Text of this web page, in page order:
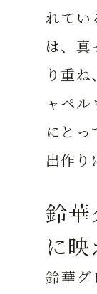
れてい
は、
り重
ャペ
にと
出作り
鈴華
に
鈴華グ